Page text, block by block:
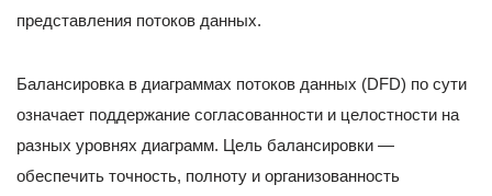
представления потоков данных.
Балансировка в диаграммах потоков данных (DFD) по сути
означает поддержание согласованности и целостности на
разных уровнях диаграмм. Цель балансировки —
обеспечить точность, полноту и организованность